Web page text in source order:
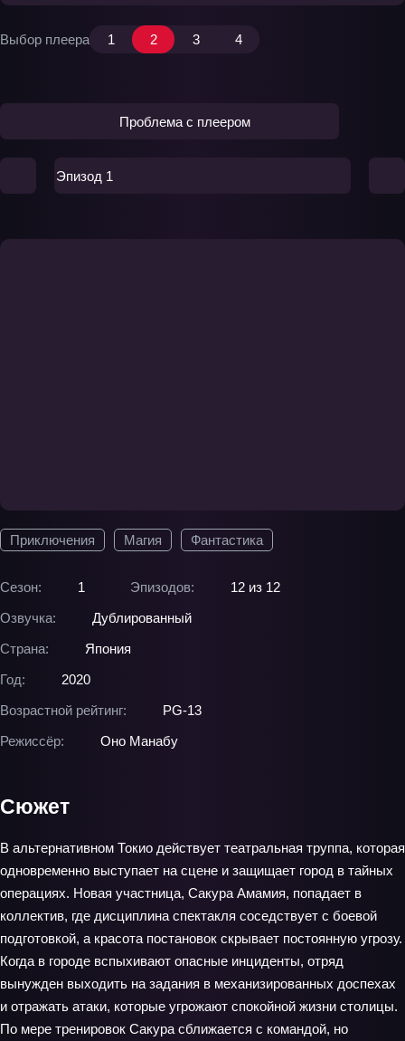
Приключения Магия Фантастика
Сезон: 1 Эпизодов:
12 из 12
Озвучка:
Дублированный
Страна:
Япония
Год:
2020
Возрастной рейтинг:
PG-13
Режиссёр:
Оно Манабу
Выбор плеера 1 2 3 4
Проблема с плеером
Эпизод 1
Сюжет
В альтернативном Токио действует театральная труппа, которая
одновременно выступает на сцене и защищает город в тайных
операциях. Новая участница, Сакура Амамия, попадает в
коллектив, где дисциплина спектакля соседствует с боевой
подготовкой, а красота постановок скрывает постоянную угрозу.
Когда в городе вспыхивают опасные инциденты, отряд
вынужден выходить на задания в механизированных доспехах
и отражать атаки, которые угрожают спокойной жизни столицы.
По мере тренировок Сакура сближается с командой, но